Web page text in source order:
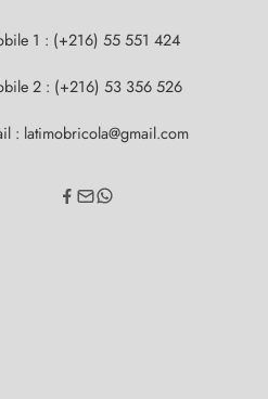
1 : (+216) 55 551 424
2 : (+216) 53 356 526
: latimobricola@gmail.com